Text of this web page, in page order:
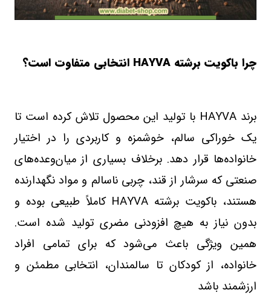
چرا باکویت برشته HAYVA انتخابی متفاوت است؟
برند HAYVA با تولید این محصول تلاش کرده است تا
یک خوراکی سالم، خوشمزه و کاربردی را در اختیار
خانواده‌ها قرار دهد. برخلاف بسیاری از میان‌وعده‌های
صنعتی که سرشار از قند، چربی ناسالم و مواد نگهدارنده
هستند، باکویت برشته HAYVAکاملاً طبیعی بوده و
بدون نیاز به هیچ افزودنی مضری تولید شده است.
همین ویژگی باعث می‌شود که برای تمامی افراد
خانواده، از کودکان تا سالمندان، انتخابی مطمئن و
ارزشمند باشد